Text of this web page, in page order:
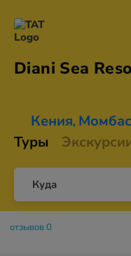
Diani Sea
Кения,
Туры
Куда
отзывов 0